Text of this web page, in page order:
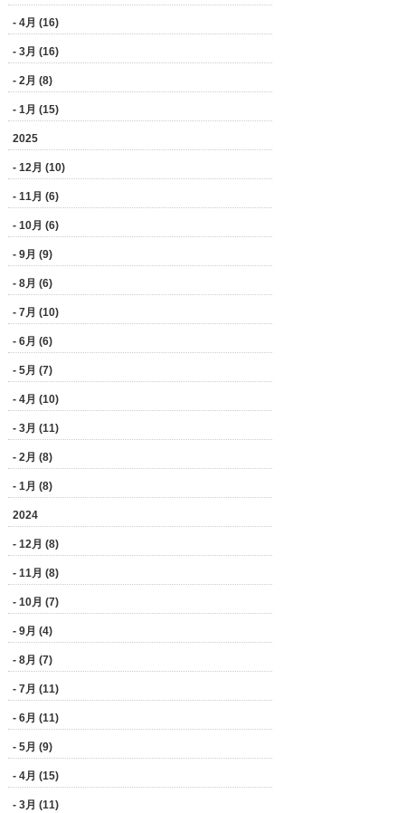
- 4月 (16)
- 3月 (16)
- 2月 (8)
- 1月 (15)
2025
- 12月 (10)
- 11月 (6)
- 10月 (6)
- 9月 (9)
- 8月 (6)
- 7月 (10)
- 6月 (6)
- 5月 (7)
- 4月 (10)
- 3月 (11)
- 2月 (8)
- 1月 (8)
2024
- 12月 (8)
- 11月 (8)
- 10月 (7)
- 9月 (4)
- 8月 (7)
- 7月 (11)
- 6月 (11)
- 5月 (9)
- 4月 (15)
- 3月 (11)